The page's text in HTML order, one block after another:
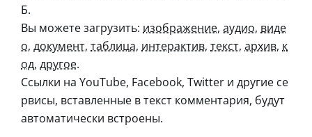
Б.
Вы можете загрузить: изображение, аудио, виде
о, документ, таблица, интерактив, текст, архив, к
од, другое.
Ссылки на YouTube, Facebook, Twitter и другие се
рвисы, вставленные в текст комментария, будут
автоматически встроены.